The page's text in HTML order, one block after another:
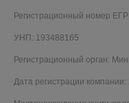
Регистрационный номер
УНП: 193488165
Регистрационный орган:
Дата регистрации компании: